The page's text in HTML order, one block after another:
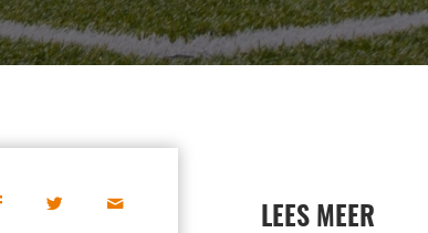
LEES MEER